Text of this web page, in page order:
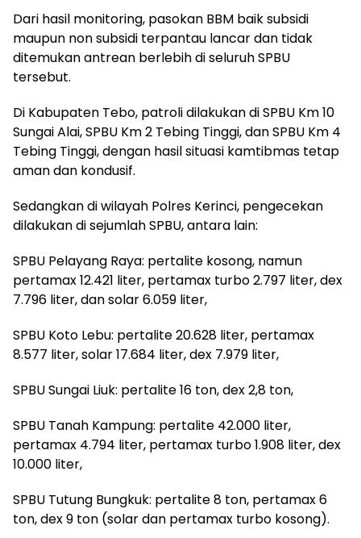
Dari hasil monitoring, pasokan BBM baik subsidi
maupun non subsidi terpantau lancar dan tidak
ditemukan antrean berlebih di seluruh SPBU
tersebut.
Di Kabupaten Tebo, patroli dilakukan di SPBU Km 10
Sungai Alai, SPBU Km 2 Tebing Tinggi, dan SPBU Km 4
Tebing Tinggi, dengan hasil situasi kamtibmas tetap
aman dan kondusif.
Sedangkan di wilayah Polres Kerinci, pengecekan
dilakukan di sejumlah SPBU, antara lain:
SPBU Pelayang Raya: pertalite kosong, namun
pertamax 12.421 liter, pertamax turbo 2.797 liter, dex
7.796 liter, dan solar 6.059 liter,
SPBU Koto Lebu: pertalite 20.628 liter, pertamax
8.577 liter, solar 17.684 liter, dex 7.979 liter,
SPBU Sungai Liuk: pertalite 16 ton, dex 2,8 ton,
SPBU Tanah Kampung: pertalite 42.000 liter,
pertamax 4.794 liter, pertamax turbo 1.908 liter, dex
10.000 liter,
SPBU Tutung Bungkuk: pertalite 8 ton, pertamax 6
ton, dex 9 ton (solar dan pertamax turbo kosong).